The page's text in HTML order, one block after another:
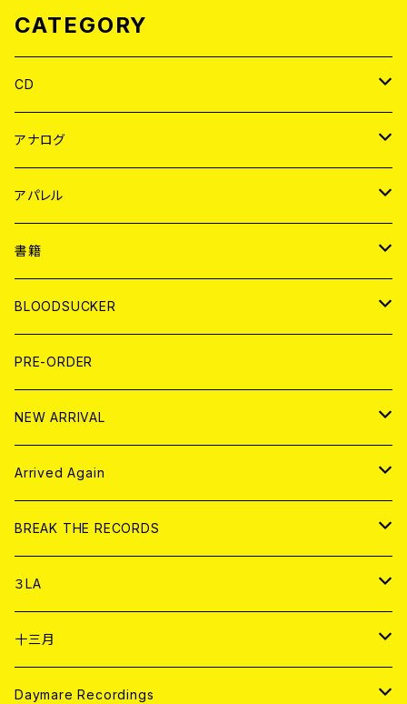
CATEGORY
CD
JAPAN
WORLD
アナログ
JAPAN
７EP
LP
WORLD
7EP
LP
アパレル
JAPAN
T-shirt
HOOD
WORLD
T-shirt
HOOD
書籍
MAGAZINE
BOLLOCKS
EL ZINE
写真集 (PHOTOBOOK)
BLOODSUCKER
CD
アナログ
アパレル
書籍
DIGITAL CONTENTS
PRE-ORDER
NEW ARRIVAL
CD
アナログ
Arrived Again
CD
アナログ
BREAK THE RECORDS
CD
ANALOG
アパレル
３LA
CD
ANALOG
十三月
CD
Daymare Recordings